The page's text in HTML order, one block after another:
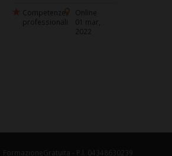
Competenze
professionali
Online
01 mar,
2022
FormazioneGratuita - P.I. 04348630239